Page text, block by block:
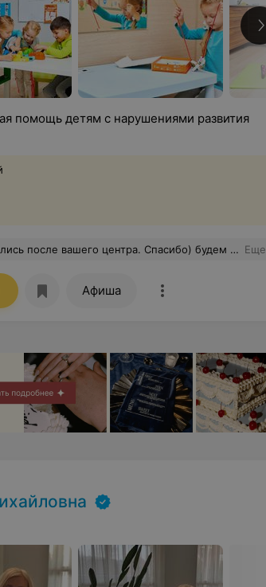
помощь детям с нарушениями развития
Спасибо) будем обращаться и рекомендовать другим мамочкам Еще
Афиша